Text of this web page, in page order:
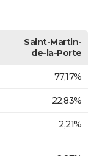
Saint-Martin-
de-la-Porte
77,17%
22,83%
2,21%